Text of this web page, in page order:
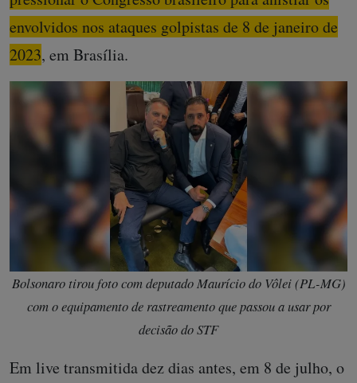
envolvidos nos ataques golpistas de 8 de janeiro de
2023, em Brasília.
Bolsonaro tirou foto com deputado Maurício do Vôlei (PL-MG)
com o equipamento de rastreamento que passou a usar por
decisão do STF
Em live transmitida dez dias antes, em 8 de julho, o